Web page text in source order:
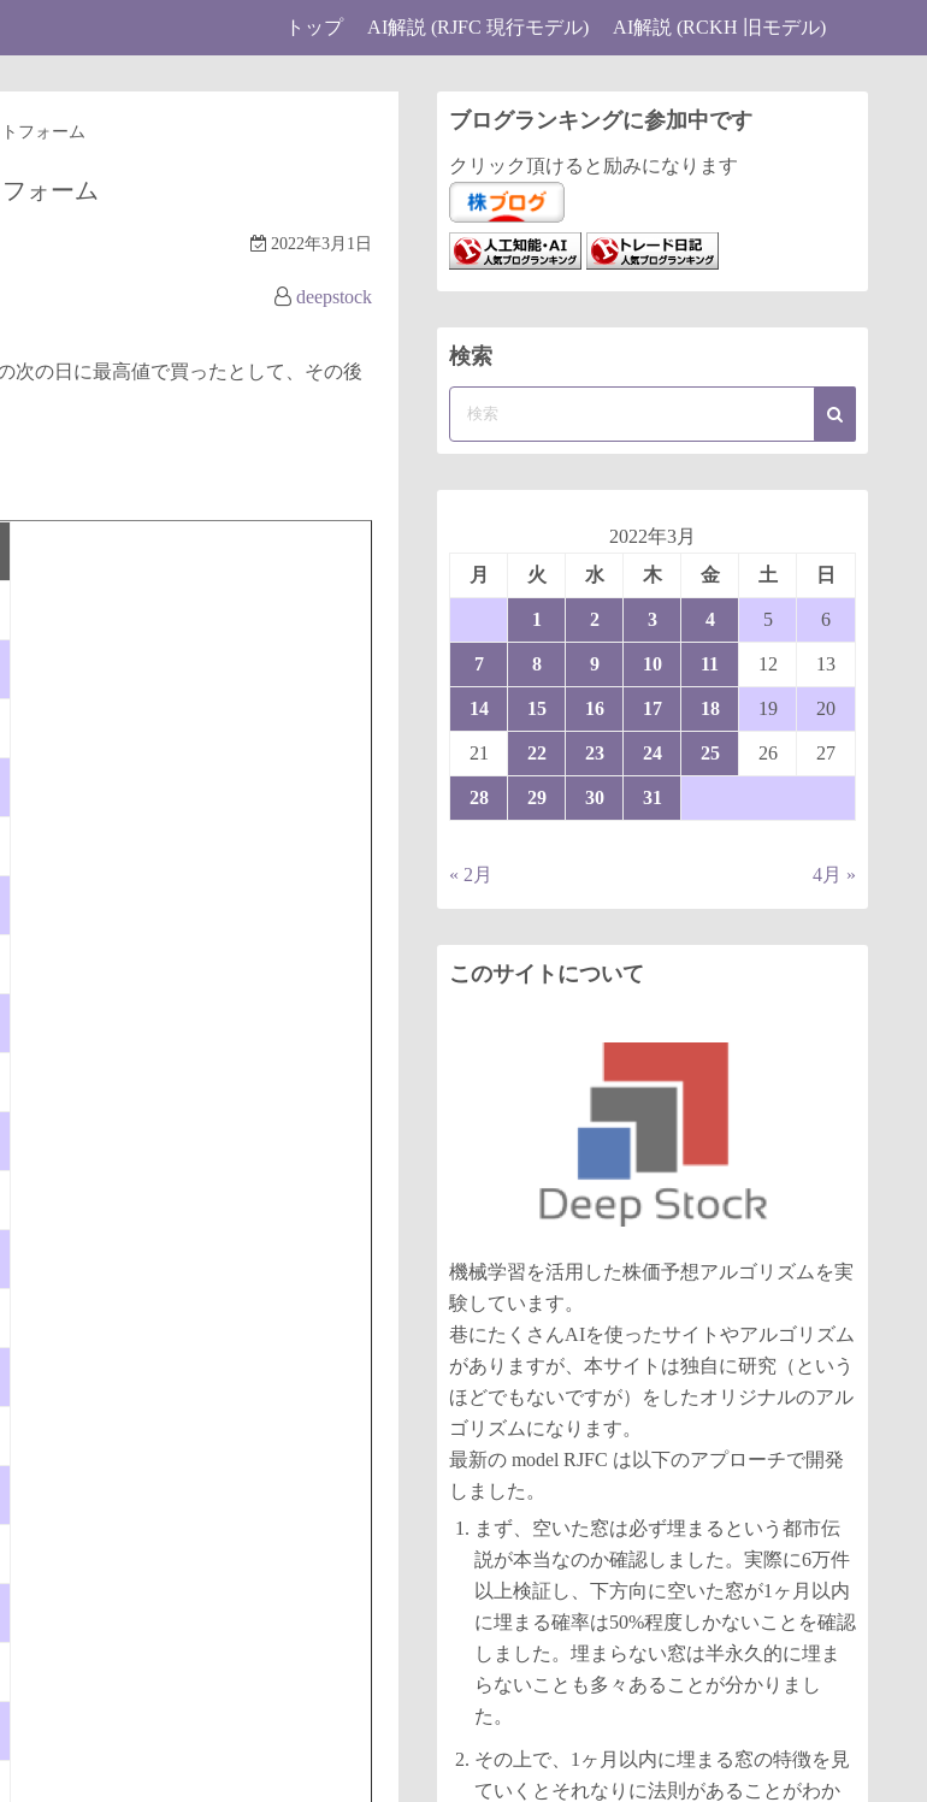
トップ AI解説 (RJFC 現行モデル) AI解説 (RCKH 旧モデル)
フォーム
ォーム
2022年3月1日
deepstock
次の日に最高値で買ったとして、その後
ブログランキングに参加中です
クリック頂けると励みになります
検索
2022年3月
月
火 水 木 金 土 日
1 2 3 4 5 6
7 8 9 10 11 12 13
14 15 16 17 18 19 20
21 22 23 24 25 26 27
28 29 30 31
« 2月 4月 »
このサイトについて
機械学習を活用した株価予想アルゴリズムを実
験しています。
巷にたくさんAIを使ったサイトやアルゴリズム
がありますが、本サイトは独自に研究（という
ほどでもないですが）をしたオリジナルのアル
ゴリズムになります。
最新の model RJFC は以下のアプローチで開発
しました。
まず、空いた窓は必ず埋まるという都市伝
説が本当なのか確認しました。実際に6万件
以上検証し、下方向に空いた窓が1ヶ月以内
に埋まる確率は50%程度しかないことを確認
しました。埋まらない窓は半永久的に埋ま
らないことも多々あることが分かりまし
た。
その上で、1ヶ月以内に埋まる窓の特徴を見
ていくとそれなりに法則があることがわか